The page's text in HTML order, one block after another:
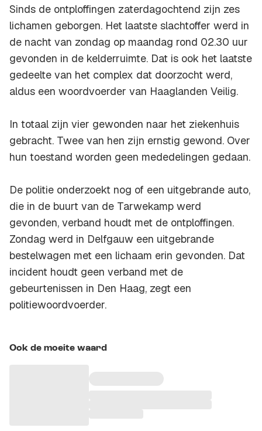
Sinds de ontploffingen zaterdagochtend zijn zes
lichamen geborgen. Het laatste slachtoffer werd in
de nacht van zondag op maandag rond 02.30 uur
gevonden in de kelderruimte. Dat is ook het laatste
gedeelte van het complex dat doorzocht werd,
aldus een woordvoerder van Haaglanden Veilig.
In totaal zijn vier gewonden naar het ziekenhuis
gebracht. Twee van hen zijn ernstig gewond. Over
hun toestand worden geen mededelingen gedaan.
De politie onderzoekt nog of een uitgebrande auto,
die in de buurt van de Tarwekamp werd
gevonden, verband houdt met de ontploffingen.
Zondag werd in Delfgauw een uitgebrande
bestelwagen met een lichaam erin gevonden. Dat
incident houdt geen verband met de
gebeurtenissen in Den Haag, zegt een
politiewoordvoerder.
Ook de moeite waard